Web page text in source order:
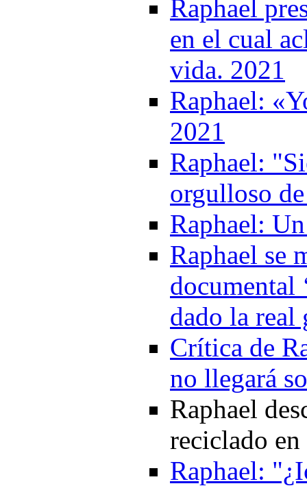
Raphael
en el cual
vida. 2021
Raphael:
2021
Raphael:
orgulloso
Raphael:
Raphael se
documental
dado la real
Crítica de
no llegará
Raphael
reciclado
Raphael: